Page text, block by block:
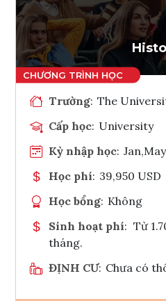
Trường: The
Cấp học: University
Kỳ nhập học:
Học phí: 39,950 USD
Học bổng: Không
Sinh hoạt phí: Từ
tháng.
ĐỊNH CƯ: Chưa có